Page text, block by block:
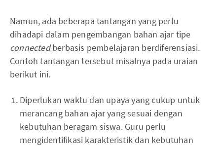
Namun, ada beberapa tantangan yang perlu
dihadapi dalam pengembangan bahan ajar tipe
connectedberbasis pembelajaran berdiferensiasi.
Contoh tantangan tersebut misalnya pada uraian
berikut ini.
Diperlukan waktu dan upaya yang cukup untuk
merancang bahan ajar yang sesuai dengan
kebutuhan beragam siswa. Guru perlu
mengidentifikasi karakteristik dan kebutuhan